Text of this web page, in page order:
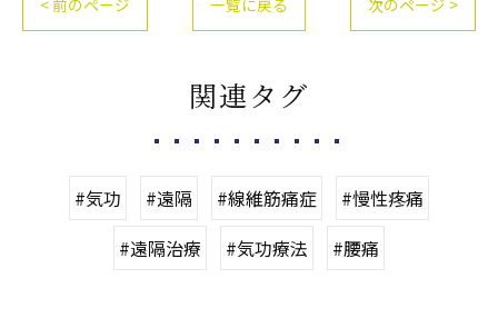
関連タグ
#気功 #遠隔 #線維筋痛症
#慢性疼痛
#遠隔治療
#気功療法 #腰痛